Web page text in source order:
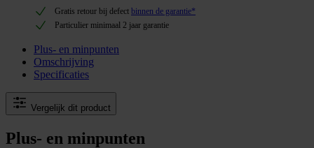
Gratis retour bij defect binnen de garantie*
Particulier minimaal 2 jaar garantie
Plus- en minpunten
Omschrijving
Specificaties
Vergelijk dit product
Plus- en minpunten